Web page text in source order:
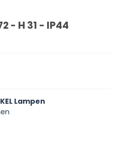
- H 31 - IP44
Lampen